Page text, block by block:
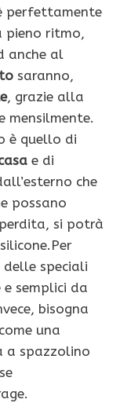
perfettamente
pieno ritmo,
anche al
saranno,
, grazie alla
mensilmente.
è quello di
e di
che
possano
si potrà
delle speciali
semplici da
bisogna
una
a spazzolino